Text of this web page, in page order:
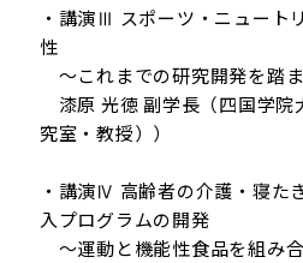
・講演Ⅲ スポーツ・ニュート
性
～これまでの研究開発を踏
漆原 光徳 副学長（四国学院
究室・教授））
・講演Ⅳ 高齢者の介護・寝た
入プログラムの開発
～運動と機能性食品を組み